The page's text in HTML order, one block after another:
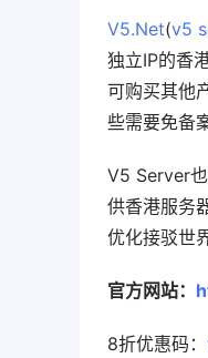
V5.Net(v5
独立IP的香
可购买其他
些需要免备
V5 Server
供香港服务
优化接驳世
官方网站：
8折优惠码：